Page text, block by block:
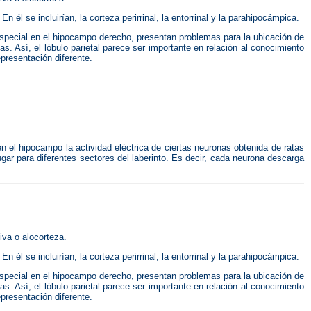
él se incluirían, la corteza perirrinal, la entorrinal y la parahipocámpica.
en el hipocampo derecho, presentan problemas para la ubicación de
Así, el lóbulo parietal parece ser importante en relación al conocimiento
diferente.
hipocampo la actividad eléctrica de ciertas neuronas obtenida de ratas
para diferentes sectores del laberinto. Es decir, cada neurona descarga
o alocorteza.
él se incluirían, la corteza perirrinal, la entorrinal y la parahipocámpica.
en el hipocampo derecho, presentan problemas para la ubicación de
Así, el lóbulo parietal parece ser importante en relación al conocimiento
diferente.